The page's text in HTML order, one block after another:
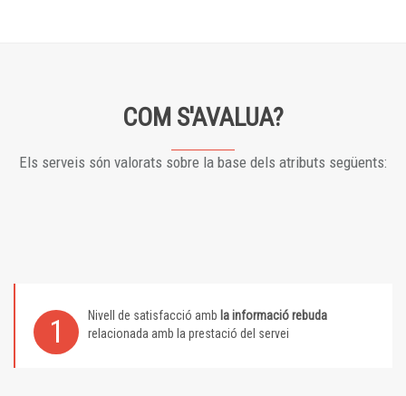
COM S'AVALUA?
Els serveis són valorats sobre la base dels atributs següents:
1 Nivell de satisfacció amb la informació rebuda
relacionada amb la prestació del servei